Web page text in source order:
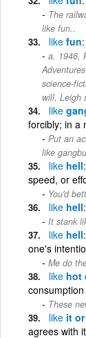
The
like fun..
like fun
a. 1946,
science-
will, Leigh
like
forcibly; in a
Put an
like
like hell
speed, or
You'd
like hell
It stank
like hell
one's
Me do
like hot
consumption
These
like it
agrees with